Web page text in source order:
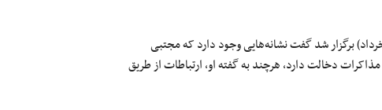
در جلسه کمیته روابط خارجی سنا که سه‌شنبه دوم جون (۱۲ خرداد) برگزار شد گفت نشانه‌هایی وجود دارد که مجتبی
دخالت دارد، هرچند به گفته او، ارتباطات از طریق